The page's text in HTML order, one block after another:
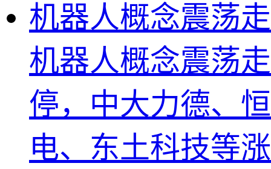
机器人概念震荡
机器人概念震荡
停，中大力德、
电、东土科技等